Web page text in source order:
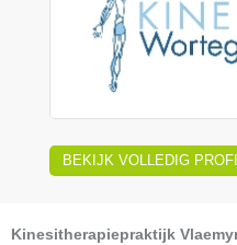
BEKIJK VOLLEDIG
Kinesitherapiepraktijk